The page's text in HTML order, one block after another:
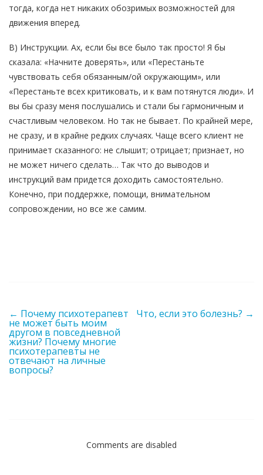
тогда, когда нет никаких обозримых возможностей для
движения вперед.
В) Инструкции. Ах, если бы все было так просто! Я бы
сказала: «Начните доверять», или «Перестаньте
чувствовать себя обязанным/ой окружающим», или
«Перестаньте всех критиковать, и к вам потянутся люди». И
вы бы сразу меня послушались и стали бы гармоничным и
счастливым человеком. Но так не бывает. По крайней мере,
не сразу, и в крайне редких случаях. Чаще всего клиент не
принимает сказанного: не слышит; отрицает; признает, но
не может ничего сделать… Так что до выводов и
инструкций вам придется доходить самостоятельно.
Конечно, при поддержке, помощи, внимательном
сопровождении, но все же самим.
Post navigation
← Почему психотерапевт
не может быть моим
другом в повседневной
жизни? Почему многие
психотерапевты не
отвечают на личные
вопросы?
Что, если это болезнь? →
Comments are disabled